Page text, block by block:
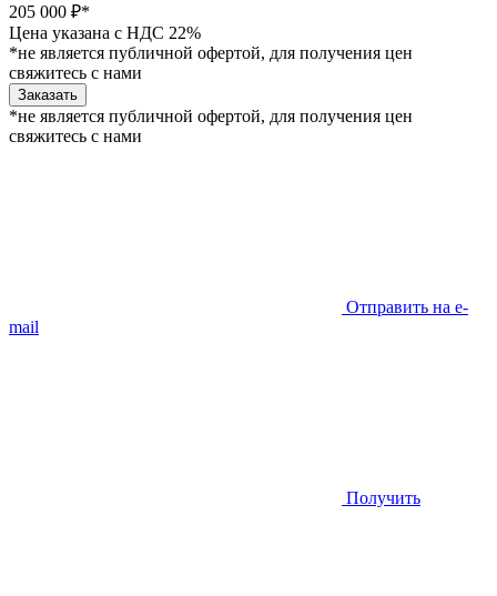
205 000 ₽*
Цена указана с НДС 22%
*не является публичной офертой, для получения цен
свяжитесь с нами
Заказать
*не является публичной офертой, для получения цен
свяжитесь с нами
Отправить на e-
mail
Получить